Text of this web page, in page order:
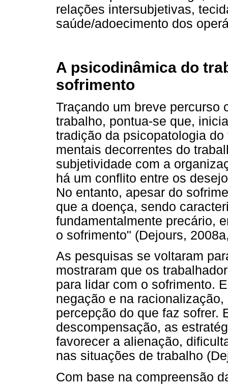
relações intersubjetivas,
saúde/adoecimento dos
A psicodinâmica do
sofrimento
Traçando um breve percurso
trabalho, pontua-se que,
tradição da psicopatologia
mentais decorrentes do
subjetividade com a
há um conflito entre os
No entanto, apesar do
que a doença, sendo
fundamentalmente precário,
o sofrimento" (Dejours,
As pesquisas se voltaram
mostraram que os
para lidar com o sofrimento.
negação e na
percepção do que faz sofrer.
descompensação, as
favorecer a alienação,
nas situações de trabalho
Com base na compreensão